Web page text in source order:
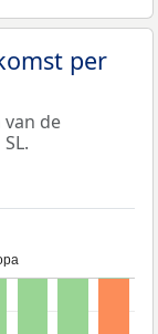
per
de